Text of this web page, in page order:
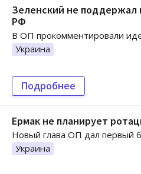
Зеленский не
РФ
В ОП прокомментировали
Украина
Подробнее
Ермак не планирует
Новый глава ОП дал первый
Украина